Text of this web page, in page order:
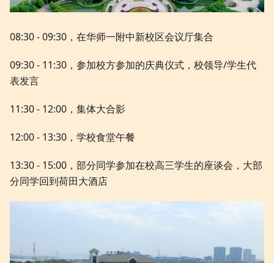
08:30 - 09:30，在华师一附中新校区会议厅集合
09:30 - 11:30，参加校方参加的庆典仪式，校领导/学生代
表发言
11:30 - 12:00，集体大合影
12:00 - 13:30，学校食堂午餐
13:30 - 15:00，部分同学参加在校高三学生的座谈会，大部
分同学回到荷田大酒店